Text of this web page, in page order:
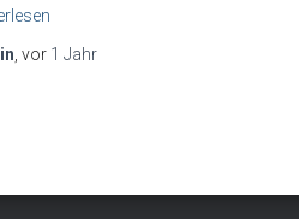
, vor 1 Jahr